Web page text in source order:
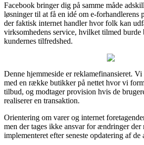
Facebook bringer dig på samme måde
løsninger til at få en idé om e-forhandlerens
der faktisk internet handler hvor folk kan
virksomhedens service, hvilket tilmed burde
kundernes tilfredshed.
Denne hjemmeside er reklamefinansieret. Vi
med en række butikker på nettet hvor vi
tilbud, og modtager provision hvis de
realiserer en transaktion.
Orientering om varer og internet
men der tages ikke ansvar for ændringer der
implementeret efter seneste opdatering af